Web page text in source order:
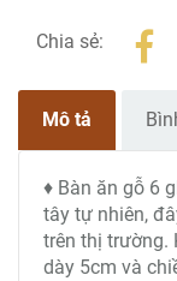
Chia sẻ:
Mô tả
♦ Bàn ăn gỗ 6
tây tự nhiên,
trên thị trường.
dày 5cm và